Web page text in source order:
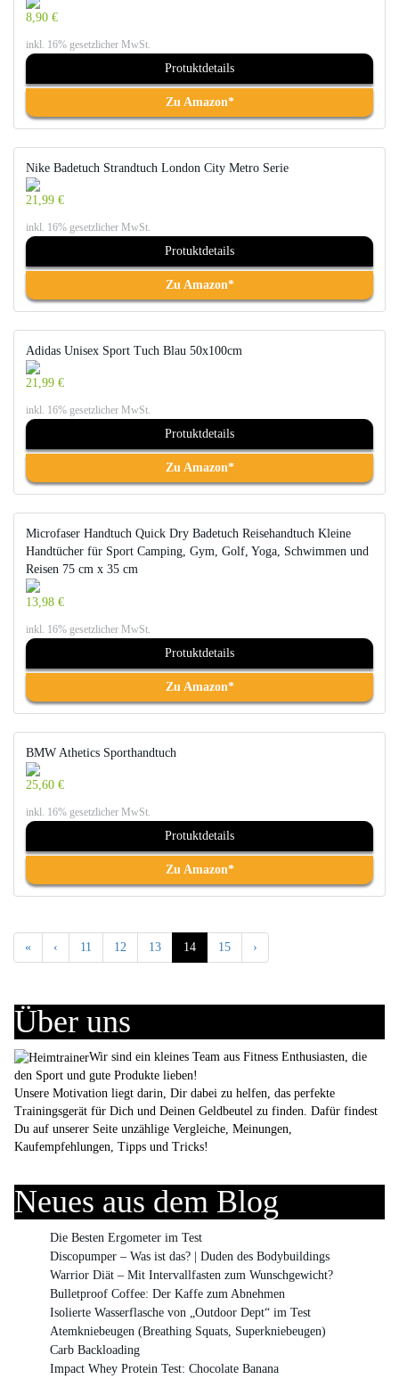
8,90 €
inkl. 16% gesetzlicher MwSt.
Protuktdetails
Zu Amazon*
Nike Badetuch Strandtuch London City Metro Serie
21,99 €
inkl. 16% gesetzlicher MwSt.
Protuktdetails
Zu Amazon*
Adidas Unisex Sport Tuch Blau 50x100cm
21,99 €
inkl. 16% gesetzlicher MwSt.
Protuktdetails
Zu Amazon*
Microfaser Handtuch Quick Dry Badetuch Reisehandtuch Kleine
Handtücher für Sport Camping, Gym, Golf, Yoga, Schwimmen und
Reisen 75 cm x 35 cm
13,98 €
inkl. 16% gesetzlicher MwSt.
Protuktdetails
Zu Amazon*
BMW Athetics Sporthandtuch
25,60 €
inkl. 16% gesetzlicher MwSt.
Protuktdetails
Zu Amazon*
« ‹ 11 12 13 14 15 ›
Über uns
Wir sind ein kleines Team aus Fitness Enthusiasten, die
den Sport und gute Produkte lieben!
Unsere Motivation liegt darin, Dir dabei zu helfen, das perfekte
Trainingsgerät für Dich und Deinen Geldbeutel zu finden. Dafür findest
Du auf unserer Seite unzählige Vergleiche, Meinungen,
Kaufempfehlungen, Tipps und Tricks!
Neues aus dem Blog
Die Besten Ergometer im Test
Discopumper – Was ist das? | Duden des Bodybuildings
Warrior Diät – Mit Intervallfasten zum Wunschgewicht?
Bulletproof Coffee: Der Kaffe zum Abnehmen
Isolierte Wasserflasche von „Outdoor Dept“ im Test
Atemkniebeugen (Breathing Squats, Superkniebeugen)
Carb Backloading
Impact Whey Protein Test: Chocolate Banana